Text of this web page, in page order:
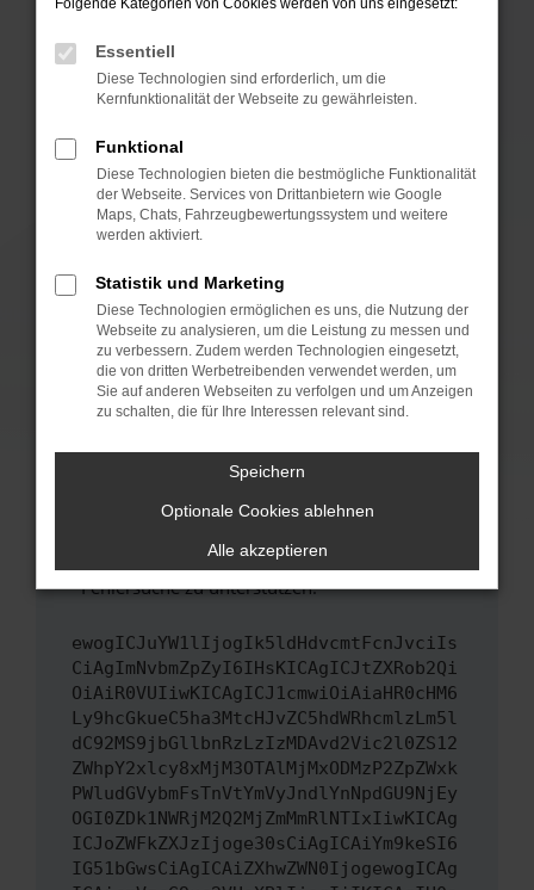
Prüfe deine Browsererweiterungen.
können das Laden bestimmter Seiten
verhindern. Funktioniert die Seite in einem
anderen Browser oder in einem privaten
Fenster?
Starte dein Gerät neu.
Das kann manchmal helfen, vorübergehende
Probleme zu beheben.
Betriebssystem auf dem neuesten Stand
sind.
Veraltete Software birgt nicht nur ein
Sicherheitsrisiko, sondern kann auch dazu
führen, dass bestimmte Funktionen nicht mehr
unterstützt werden.
Wende dich an den Webseitenbetreiber.
Wenn du alle oben genannten Schritte versucht
hast, kontaktiere uns bitte. Wir werden
uns diesen Text schicken, um uns bei der
Fehlersuche zu unterstützen:
ewogICJuYW1lIjogIk5ldHdvcmtFcnJvciIs
CiAgImNvbmZpZyI6IHsKICAgICJtZXRob2Qi
OiAiR0VUIiwKICAgICJ1cmwiOiAiaHR0cHM6
Ly9hcGkueC5ha3MtcHJvZC5hdWRhcmlzLm5l
dC92MS9jbGllbnRzLzIzMDAvd2Vic2l0ZS12
ZWhpY2xlcy8xMjM3OTAlMjMxODMzP2ZpZWxk
PWludGVybmFsTnVtYmVyJndlYnNpdGU9NjEy
OGI0ZDk1NWRjM2Q2MjZmMmRlNTIxIiwKICAg
ICJoZWFkZXJzIjoge30sCiAgICAiYm9keSI6
IG51bGwsCiAgICAiZXhwZWN0IjogewogICAg
Folgende Kategorien von Cookies werden von uns eingesetzt:
Essentiell
Diese Technologien sind erforderlich, um die
Kernfunktionalität der Webseite zu gewährleisten.
Funktional
Diese Technologien bieten die bestmögliche Funktionalität
der Webseite. Services von Drittanbietern wie Google
Maps, Chats, Fahrzeugbewertungssystem und weitere
werden aktiviert.
Statistik und Marketing
Diese Technologien ermöglichen es uns, die Nutzung der
Webseite zu analysieren, um die Leistung zu messen und
zu verbessern. Zudem werden Technologien eingesetzt,
die von dritten Werbetreibenden verwendet werden, um
Sie auf anderen Webseiten zu verfolgen und um Anzeigen
zu schalten, die für Ihre Interessen relevant sind.
Speichern
Optionale Cookies ablehnen
Alle akzeptieren